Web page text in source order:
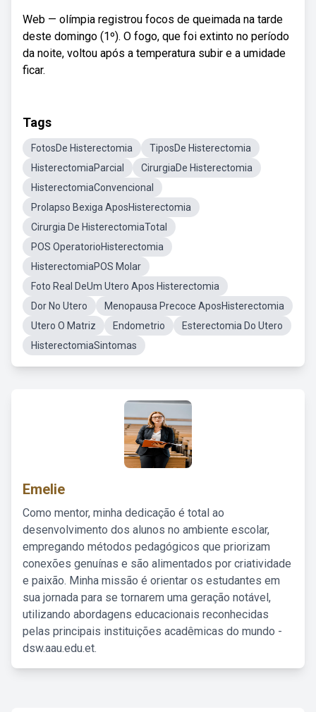
Web — olímpia registrou focos de queimada na tarde
deste domingo (1º). O fogo, que foi extinto no período
da noite, voltou após a temperatura subir e a umidade
ficar.
Tags
FotosDe Histerectomia
TiposDe Histerectomia
HisterectomiaParcial
CirurgiaDe Histerectomia
HisterectomiaConvencional
Prolapso Bexiga AposHisterectomia
Cirurgia De HisterectomiaTotal
POS OperatorioHisterectomia
HisterectomiaPOS Molar
Foto Real DeUm Utero Apos Histerectomia
Dor No Utero
Menopausa Precoce AposHisterectomia
Utero O Matriz
Endometrio
Esterectomia Do Utero
HisterectomiaSintomas
Emelie
Como mentor, minha dedicação é total ao
desenvolvimento dos alunos no ambiente escolar,
empregando métodos pedagógicos que priorizam
conexões genuínas e são alimentados por criatividade
e paixão. Minha missão é orientar os estudantes em
sua jornada para se tornarem uma geração notável,
utilizando abordagens educacionais reconhecidas
pelas principais instituições acadêmicas do mundo -
dsw.aau.edu.et.